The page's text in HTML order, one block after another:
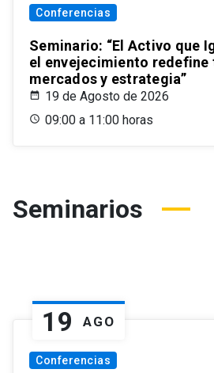
Conferencias
Seminario: “El Activo que
el envejecimiento redefine
mercados y estrategia”
19 de Agosto de 2026
09:00 a 11:00 horas
Seminarios
19 AGO
Conferencias